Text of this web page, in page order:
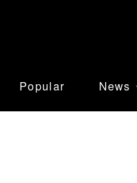
Popular News